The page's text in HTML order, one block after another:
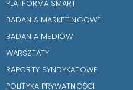
PLATFORMA SMART
BADANIA MARKETINGOWE
BADANIA MEDIÓW
WARSZTATY
RAPORTY SYNDYKATOWE
POLITYKA PRYWATNOŚCI